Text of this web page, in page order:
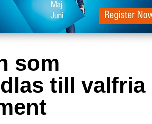
som
till valfria